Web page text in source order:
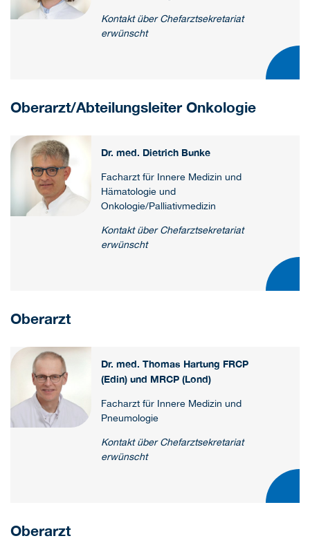
Kontakt über Chefarztsekretariat
erwünscht
Oberarzt/Abteilungsleiter Onkologie
Dr. med. Dietrich Bunke
Facharzt für Innere Medizin und
Hämatologie und
Onkologie/Palliativmedizin
Kontakt über Chefarztsekretariat
erwünscht
Oberarzt
Dr. med. Thomas Hartung FRCP
(Edin) und MRCP (Lond)
Facharzt für Innere Medizin und
Pneumologie
Kontakt über Chefarztsekretariat
erwünscht
Oberarzt